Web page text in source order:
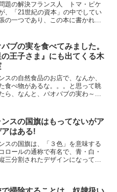
題の解決フランス人 トマ・ピケ
、「21世紀の資本」の中でしてい
の一つであり、この本に書かれて
異例の大ヒットを飛ばし、日本で
月にみすず書...
ブの実を食べてみました。
の王子さま』にも出てくる木
スの自然食品のお店で、なんか、
食べ物があるな。。。と思って眺
ら、なんと、バオバブの実わ～～
バオバブの木ででてくる本と言え
の王子さま』な...
ンスの国旗はもってないがア
アはある!
スの国旗は、「３色」を意味する
ロールの通称で有名で、青・白・
三分割されたデザインになってい